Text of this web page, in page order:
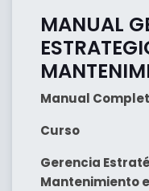
MANUAL
Manual
Curso
Gerencia
Mantenimiento